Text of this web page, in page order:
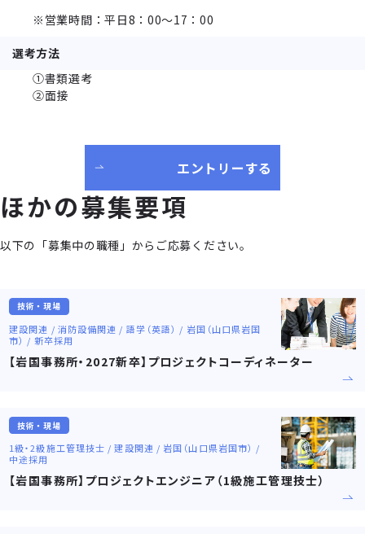
※営業時間：平日8：00～17：00
選考方法
①書類選考
②面接
エントリーする
ほかの募集要項
以下の「募集中の職種」からご応募ください。
技術・現場
建設関連 / 消防設備関連 / 語学（英語） / 岩国（山口県岩国
市） / 新卒採用
【岩国事務所・2027新卒】プロジェクトコーディネーター
技術・現場
1級・2級施工管理技士 / 建設関連 / 岩国（山口県岩国市） /
中途採用
【岩国事務所】プロジェクトエンジニア（1級施工管理技士）